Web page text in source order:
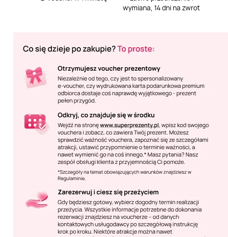
wymiana, 14 dni na zwrot